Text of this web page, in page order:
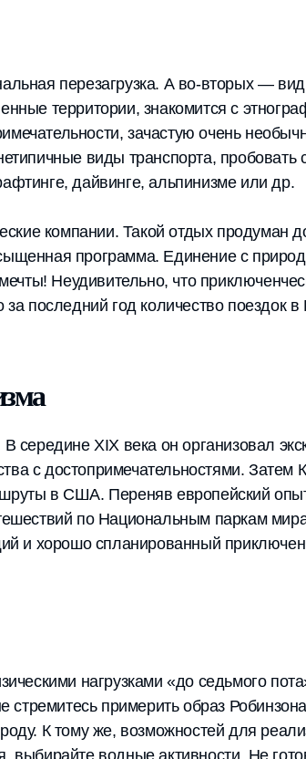
перезагрузка. А во-вторых — вид
территории, знакомится с
зачастую очень
виды транспорта, пробовать
дайвинге, альпинизме или др.
компании. Такой отдых продуман
программа. Единение с
Неудивительно, что
последний год количество поездок в
середине XIX века он организовал
с достопримечательностями. Затем
в США. Переняв европейский
по Национальным паркам
и хорошо спланированный
нагрузками «до седьмого
примерить образ
К тому же, возможностей для
водные активности. Не